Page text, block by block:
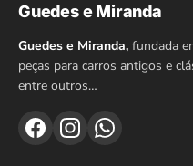
Guedes e Miranda
Guedes e Miranda, fundada
peças para carros antigos e
entre outros…